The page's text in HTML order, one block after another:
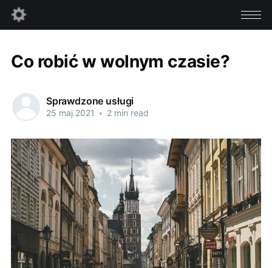
Co robić w wolnym czasie?
Sprawdzone usługi
25 maj 2021 • 2 min read